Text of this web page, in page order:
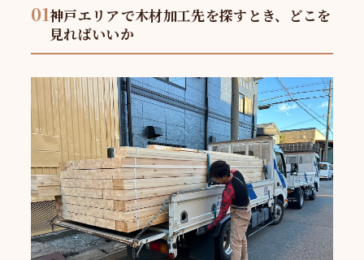
01神戸エリアで木材加工先を探すとき、どこを
見ればいいか